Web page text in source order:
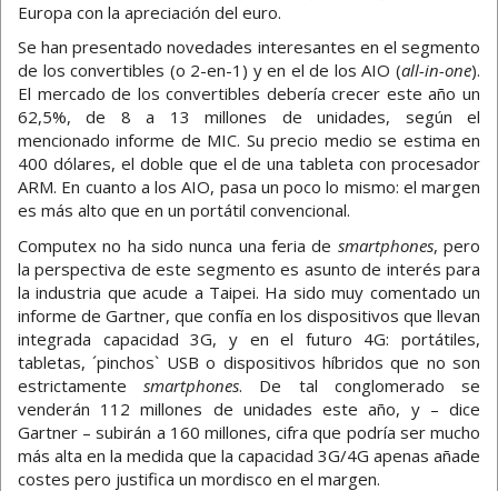
Europa con la apreciación del euro.
Se han presentado novedades interesantes en el segmento
de los convertibles (o 2-en-1) y en el de los AIO (all-in-one).
El mercado de los convertibles debería crecer este año un
62,5%, de 8 a 13 millones de unidades, según el
mencionado informe de MIC. Su precio medio se estima en
400 dólares, el doble que el de una tableta con procesador
ARM. En cuanto a los AIO, pasa un poco lo mismo: el margen
es más alto que en un portátil convencional.
Computex no ha sido nunca una feria de smartphones, pero
la perspectiva de este segmento es asunto de interés para
la industria que acude a Taipei. Ha sido muy comentado un
informe de Gartner, que confía en los dispositivos que llevan
integrada capacidad 3G, y en el futuro 4G: portátiles,
tabletas, ´pinchos` USB o dispositivos híbridos que no son
estrictamente smartphones. De tal conglomerado se
venderán 112 millones de unidades este año, y – dice
Gartner – subirán a 160 millones, cifra que podría ser mucho
más alta en la medida que la capacidad 3G/4G apenas añade
costes pero justifica un mordisco en el margen.